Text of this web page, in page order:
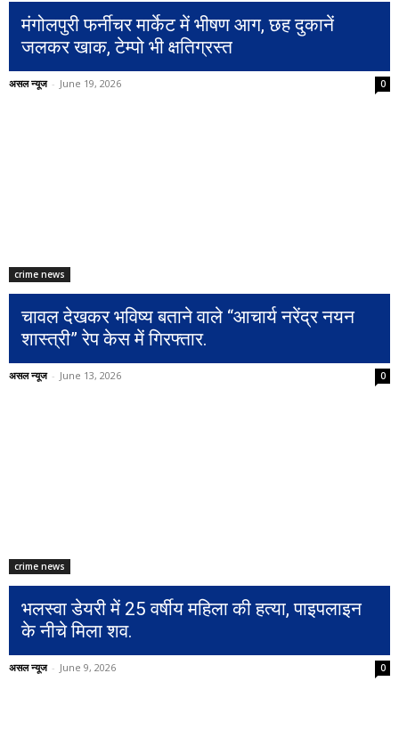
मंगोलपुरी फर्नीचर मार्केट में भीषण आग, छह दुकानें
जलकर खाक, टेम्पो भी क्षतिग्रस्त
असल न्यूज - June 19, 2026 0
crime news
चावल देखकर भविष्य बताने वाले “आचार्य नरेंद्र नयन
शास्त्री” रेप केस में गिरफ्तार.
असल न्यूज - June 13, 2026 0
crime news
भलस्वा डेयरी में 25 वर्षीय महिला की हत्या, पाइपलाइन
के नीचे मिला शव.
असल न्यूज - June 9, 2026 0